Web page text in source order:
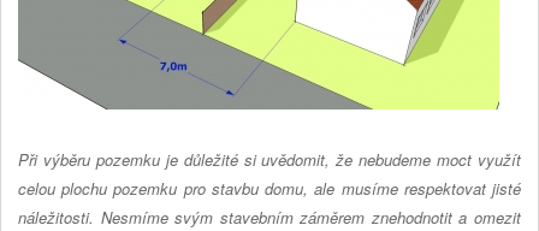
Při výběru pozemku je důležité si uvědomit, že nebudeme moct využít
celou plochu pozemku pro stavbu domu, ale musíme respektovat jisté
náležitosti. Nesmíme svým stavebním záměrem znehodnotit a omezit